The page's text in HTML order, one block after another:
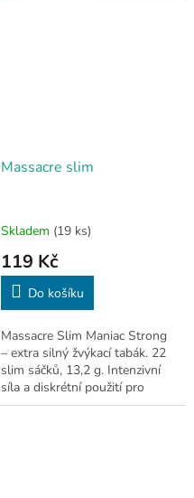
Massacre slim
Skladem (19 ks)
119 Kč
Do košíku
Massacre Slim Maniac Strong
– extra silný žvýkací tabák. 22
slim sáčků, 13,2 g. Intenzivní
síla a diskrétní použití pro
náročné.